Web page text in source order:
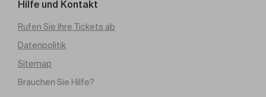
Hilfe und Kontakt
Rufen Sie Ihre Tickets ab
Datenpolitik
Sitemap
Brauchen Sie Hilfe?